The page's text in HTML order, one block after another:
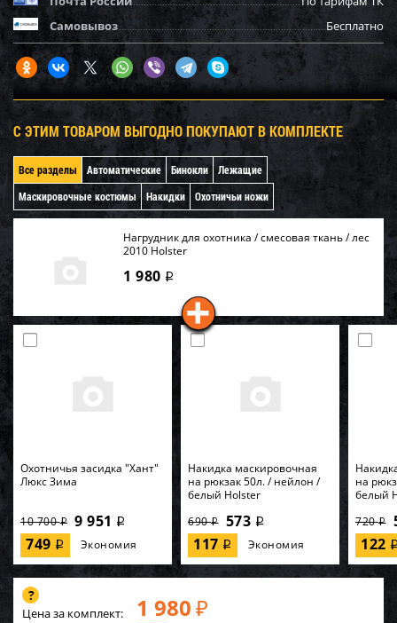
Самовывоз
Бесплатно
С ЭТИМ ТОВАРОМ ВЫГОДНО ПОКУПАЮТ В КОМПЛЕКТЕ
Все разделы Автоматические Бинокли
Лежащие
Маскировочные костюмы
Накидки Охотничьи ножи
Нагрудник для охотника / смесовая ткань / лес
2010 Holster
1 980 i
Охотничья засидка "Хант"
Люкс Зима
10 700i 9 951 i
749 i Экономия
Накидка маскировочная
на рюкзак 50л. / нейлон /
белый Holster
690i 573 i
117 i Экономия
на
белый
720i
122
Цена за комплект: 1 980 ₽